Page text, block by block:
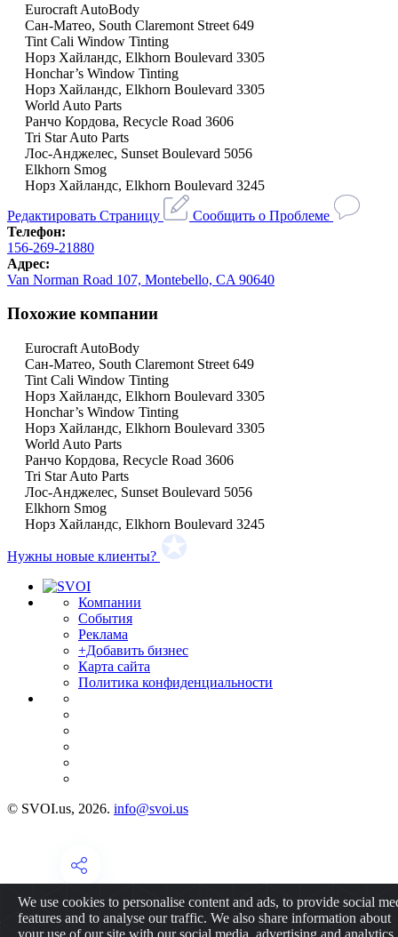
Eurocraft AutoBody
Сан-Матео, South Claremont Street 649
Tint Cali Window Tinting
Норз Хайландс, Elkhorn Boulevard 3305
Honchar’s Window Tinting
Норз Хайландс, Elkhorn Boulevard 3305
World Auto Parts
Ранчо Кордова, Recycle Road 3606
Tri Star Auto Parts
Лос-Анджелес, Sunset Boulevard 5056
Elkhorn Smog
Норз Хайландс, Elkhorn Boulevard 3245
Редактировать Страницу
Сообщить о Проблеме
Телефон:
156-269-21880
Адрес:
Van Norman Road 107, Montebello, CA 90640
Похожие компании
Eurocraft AutoBody
Сан-Матео, South Claremont Street 649
Tint Cali Window Tinting
Норз Хайландс, Elkhorn Boulevard 3305
Honchar’s Window Tinting
Норз Хайландс, Elkhorn Boulevard 3305
World Auto Parts
Ранчо Кордова, Recycle Road 3606
Tri Star Auto Parts
Лос-Анджелес, Sunset Boulevard 5056
Elkhorn Smog
Норз Хайландс, Elkhorn Boulevard 3245
Нужны новые клиенты?
Компании
События
Реклама
+Добавить бизнес
Карта сайта
Политика конфиденциальности
© SVOI.us, 2026. info@svoi.us
We use cookies to personalise content and ads, to provide social
features and to analyse our traffic. We also share information about
your use of our site with our social media, advertising and analytics